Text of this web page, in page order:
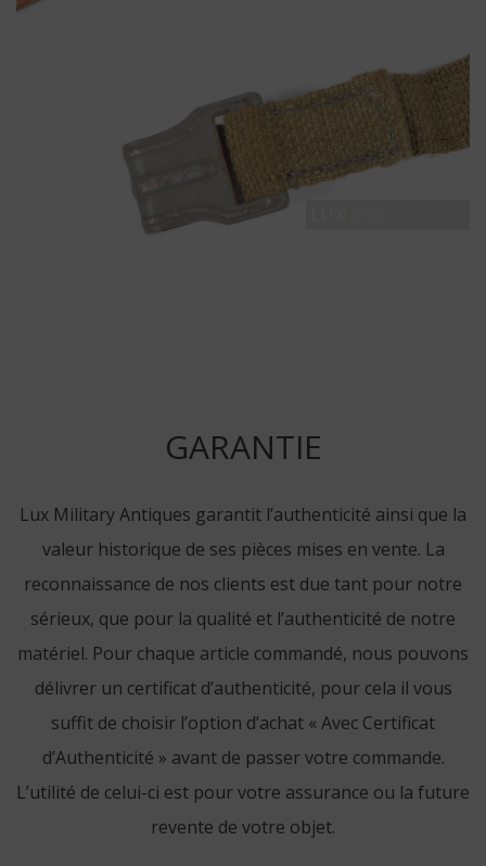
GARANTIE
Lux Military Antiques garantit l’authenticité ainsi que la
valeur historique de ses pièces mises en vente. La
reconnaissance de nos clients est due tant pour notre
sérieux, que pour la qualité et l’authenticité de notre
matériel. Pour chaque article commandé, nous pouvons
délivrer un certificat d’authenticité, pour cela il vous
suffit de choisir l’option d’achat « Avec Certificat
d’Authenticité » avant de passer votre commande.
L’utilité de celui-ci est pour votre assurance ou la future
revente de votre objet.